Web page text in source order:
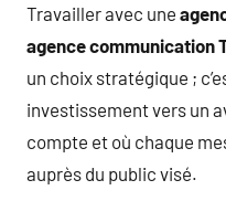
Travailler avec une
agence communication
un choix stratégique ;
investissement vers un
compte et où chaque
auprès du public visé.